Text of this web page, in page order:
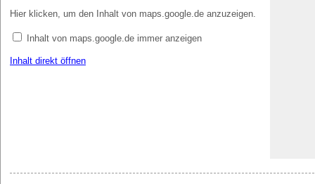
Hier klicken, um den Inhalt von maps.google.de anzuzeigen.
Inhalt von maps.google.de immer anzeigen
Inhalt direkt öffnen